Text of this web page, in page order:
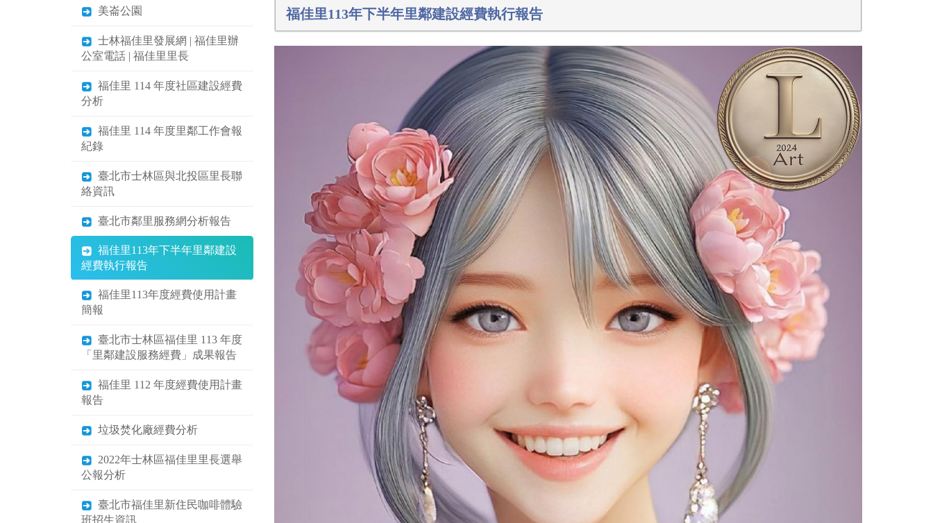
殘月｜月光 37%｜月升 16:14｜月落 05:37｜↖ 月位 西方
美崙公園
士林福佳里發展網 | 福佳里辦
公室電話 | 福佳里里長
福佳里 114 年度社區建設經費
分析
福佳里 114 年度里鄰工作會報
紀錄
臺北市士林區與北投區里長聯
絡資訊
臺北市鄰里服務網分析報告
福佳里113年下半年里鄰建設
經費執行報告
福佳里113年度經費使用計畫
簡報
臺北市士林區福佳里 113 年度
「里鄰建設服務經費」成果報告
福佳里 112 年度經費使用計畫
垃圾焚化廠經費分析
2022年士林區福佳里里長選舉
公報分析
福佳里113年下半年里鄰建設經費執行報告